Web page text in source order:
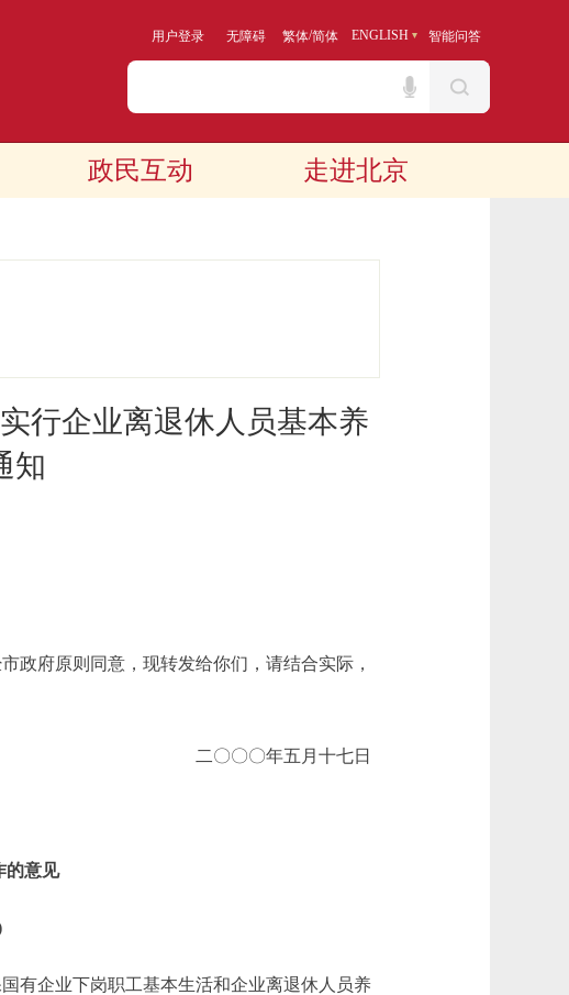
用户登录 无障碍 繁体/简体 ENGLISH 智能问答
政民互动 走进北京
行企业离退休人员基本养
知
府原则同意，现转发给你们，请结合实际，
二〇〇〇年五月十七日
的意见
企业下岗职工基本生活和企业离退休人员养